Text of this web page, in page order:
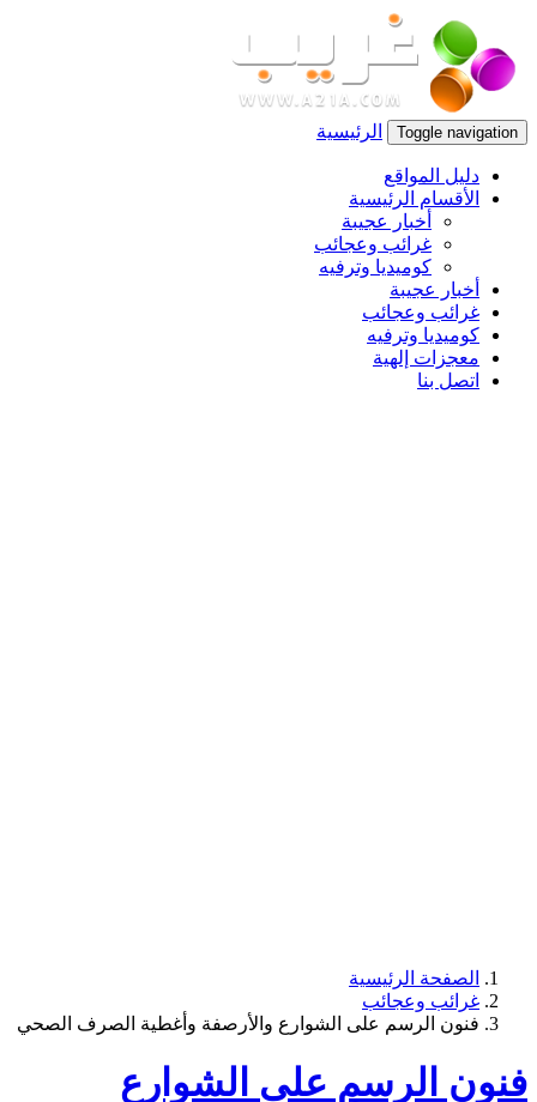
Toggle navigation الرئيسية
دليل المواقع
الأقسام الرئيسية
أخبار عجيبة
غرائب وعجائب
كوميديا وترفيه
أخبار عجيبة
غرائب وعجائب
كوميديا وترفيه
معجزات إلهية
اتصل بنا
الصفحة الرئيسية
غرائب وعجائب
فنون الرسم على الشوارع والأرصفة وأغطية الصرف الصحي
فنون الرسم على الشوارع